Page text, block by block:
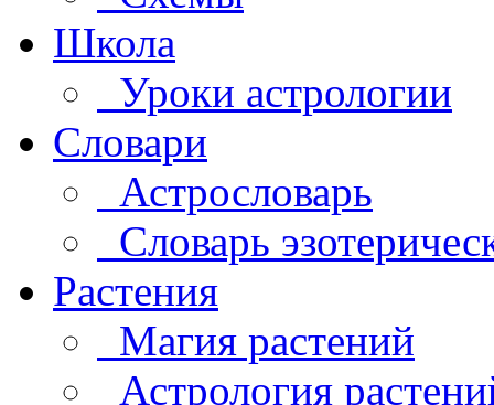
Школа
Уроки астрологии
Словари
Астрословарь
Словарь
Растения
Магия растений
Астрология